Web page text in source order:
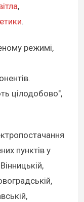
,
.
режимі,
цілодобово",
пунктів у